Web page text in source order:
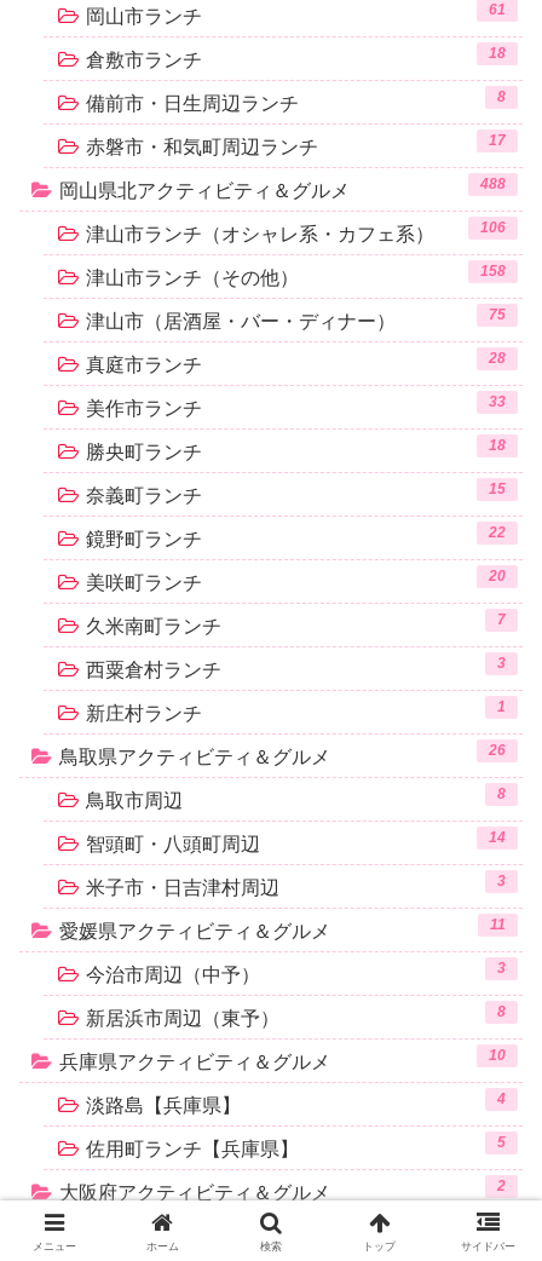
岡山市ランチ 61
倉敷市ランチ 18
備前市・日生周辺ランチ 8
赤磐市・和気町周辺ランチ 17
岡山県北アクティビティ＆グルメ 488
津山市ランチ（オシャレ系・カフェ系） 106
津山市ランチ（その他） 158
津山市（居酒屋・バー・ディナー） 75
真庭市ランチ 28
美作市ランチ 33
勝央町ランチ 18
奈義町ランチ 15
鏡野町ランチ 22
美咲町ランチ 20
久米南町ランチ 7
西粟倉村ランチ 3
新庄村ランチ 1
鳥取県アクティビティ＆グルメ 26
鳥取市周辺 8
智頭町・八頭町周辺 14
米子市・日吉津村周辺 3
愛媛県アクティビティ＆グルメ 11
今治市周辺（中予） 3
新居浜市周辺（東予） 8
兵庫県アクティビティ＆グルメ 10
淡路島【兵庫県】 4
佐用町ランチ【兵庫県】 5
大阪府アクティビティ＆グルメ 2
楽天ショッピング 28
メニュー ホーム 検索 トップ サイドバー